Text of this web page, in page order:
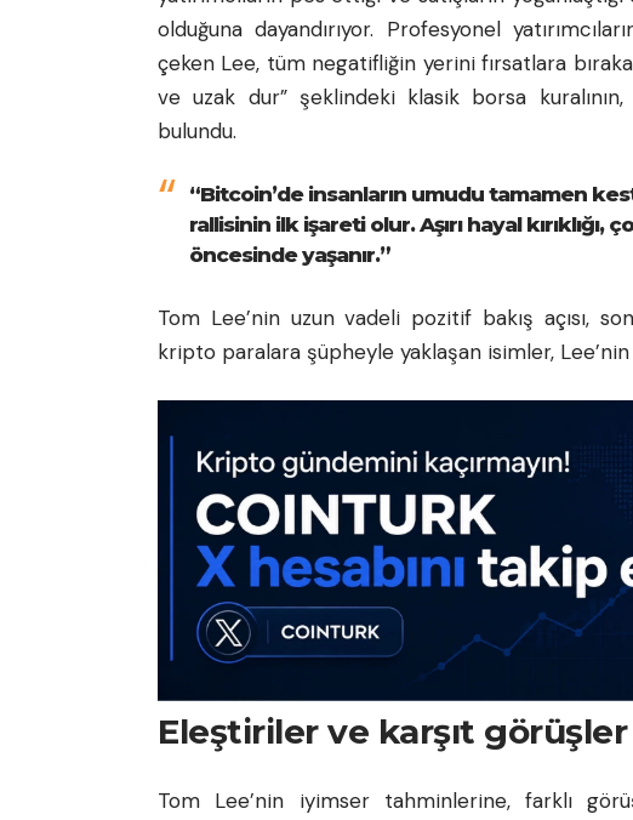
olduğuna dayandırıyor. Profesyonel
çeken Lee, tüm negatifliğin yerini fırsatlara
ve uzak dur” şeklindeki klasik borsa
bulundu.
“Bitcoin’de insanların umudu tamamen
rallisinin ilk işareti olur. Aşırı hayal
öncesinde yaşanır.”
Tom Lee’nin uzun vadeli pozitif bakış açısı,
kripto paralara şüpheyle yaklaşan isimler,
Eleştiriler ve karşıt görüşler
Tom Lee’nin iyimser tahminlerine, farklı